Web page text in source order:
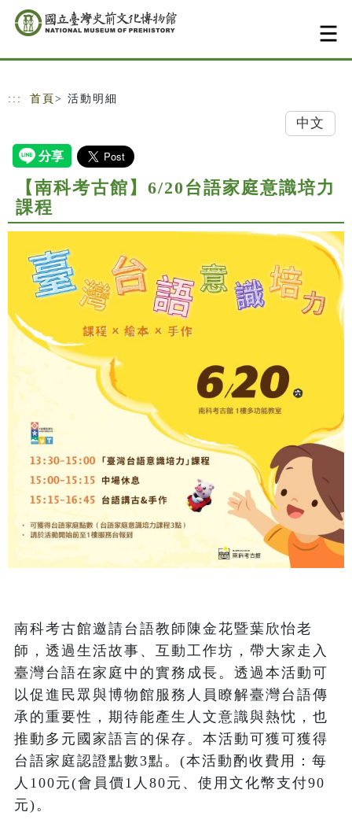
跳到主要內容
網站導覽
::: 首頁 > 活動明細
中文
【南科考古館】6/20台語家庭意識培力
課程
南科考古館邀請台語教師陳金花暨葉欣怡老
師，透過生活故事、互動工作坊，帶大家走入
臺灣台語在家庭中的實務成長。透過本活動可
以促進民眾與博物館服務人員瞭解臺灣台語傳
承的重要性，期待能產生人文意識與熱忱，也
推動多元國家語言的保存。本活動可獲可獲得
台語家庭認證點數3點。(本活動酌收費用：每
人100元(會員價1人80元、使用文化幣支付90
元)。